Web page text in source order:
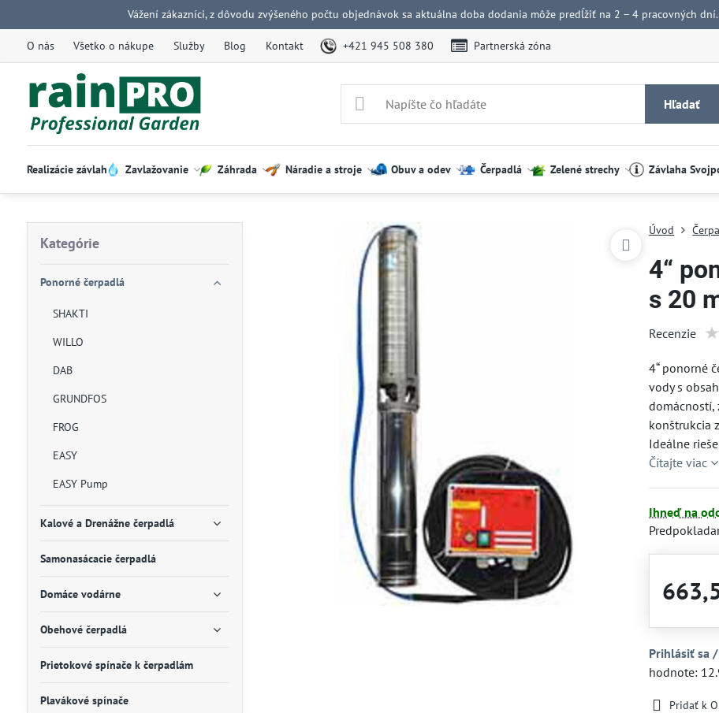
Vážení zákazníci, z dôvodu zvýšeného počtu objednávok sa aktuálna doba dodania môže predĺžiť na 2 – 4 pracovných
O nás Všetko o nákupe Služby Blog Kontakt +421 945 508 380 Partnerská zóna
Hľadať
Realizácie závlah Zavlažovanie Záhrada Náradie a stroje Obuv a odev Čerpadlá Zelené strechy Závlaha
Úvod
4“
s 20
Recenzie
4“ ponorné
vody s
domácností,
konštrukcia
Ideálne
Čítajte viac
Ihneď na
Prihlásiť sa
hodnote:
Pridať k
Kategórie
Ponorné čerpadlá
SHAKTI
WILLO
DAB
GRUNDFOS
FROG
EASY
EASY Pump
Kalové a Drenážne čerpadlá
Samonasácacie čerpadlá
Domáce vodárne
Obehové čerpadlá
Prietokové spínače k čerpadlám
Plavákové spínače